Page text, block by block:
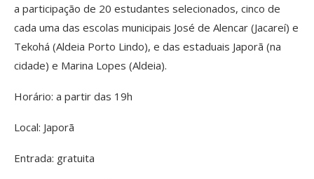
a participação de 20 estudantes selecionados, cinco de
cada uma das escolas municipais José de Alencar (Jacareí) e
Tekohá (Aldeia Porto Lindo), e das estaduais Japorã (na
cidade) e Marina Lopes (Aldeia).
Horário: a partir das 19h
Local: Japorã
Entrada: gratuita